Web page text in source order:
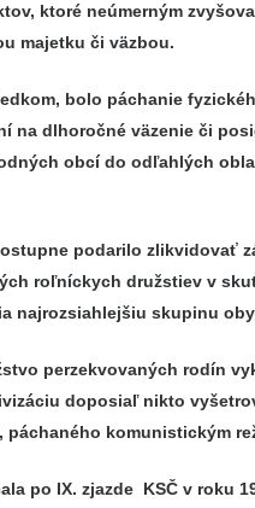
ktoré neúmerným
majetku či väzbou.
bolo páchanie
na dlhoročné väzenie či
obcí do odľahlých
podarilo zlikvidovať
roľníckych družstiev v
najrozsiahlejšiu skupinu
perzekvovaných rodín
doposiaľ nikto
páchaného komunistickým
po IX. zjazde KSČ v roku